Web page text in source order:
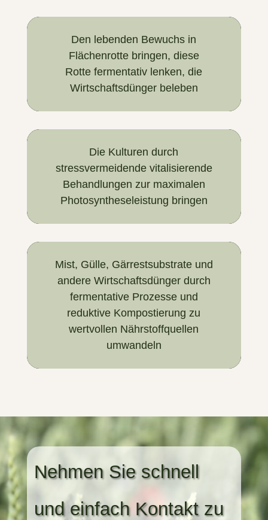
Den lebenden Bewuchs in
Flächenrotte bringen, diese
Rotte fermentativ lenken, die
Wirtschaftsdünger beleben
Die Kulturen durch
stressvermeidende vitalisierende
Behandlungen zur maximalen
Photosyntheseleistung bringen
Mist, Gülle, Gärrestsubstrate und
andere Wirtschaftsdünger durch
fermentative Prozesse und
reduktive Kompostierung zu
wertvollen Nährstoffquellen
umwandeln
Nehmen Sie schnell
und einfach Kontakt zu